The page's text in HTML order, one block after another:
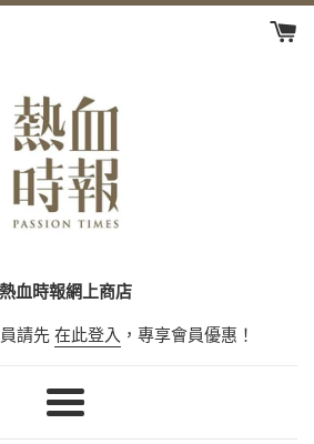
熱血時報網上商店
請先 在此登入 ，專享會員優惠！
選